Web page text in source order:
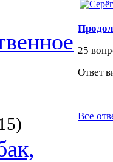
25
Ответ
Все